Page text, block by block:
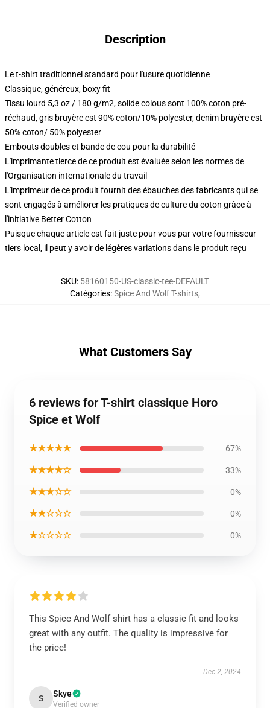
Description
Le t-shirt traditionnel standard pour l'usure quotidienne
Classique, généreux, boxy fit
Tissu lourd 5,3 oz / 180 g/m2, solide colous sont 100% coton pré-
réchaud, gris bruyère est 90% coton/10% polyester, denim bruyère est
50% coton/ 50% polyester
Embouts doubles et bande de cou pour la durabilité
L'imprimante tierce de ce produit est évaluée selon les normes de
l'Organisation internationale du travail
L'imprimeur de ce produit fournit des ébauches des fabricants qui se
sont engagés à améliorer les pratiques de culture du coton grâce à
l'initiative Better Cotton
Puisque chaque article est fait juste pour vous par votre fournisseur
tiers local, il peut y avoir de légères variations dans le produit reçu
SKU: 58160150-US-classic-tee-DEFAULT
Catégories:Spice And Wolf T-shirts,
What Customers Say
6 reviews for T-shirt classique Horo
Spice et Wolf
★★★★★ 67%
★★★★☆ 33%
★★★☆☆ 0%
★★☆☆☆ 0%
★☆☆☆☆ 0%
This Spice And Wolf shirt has a classic fit and looks
great with any outfit. The quality is impressive for
the price!
Dec 2, 2024
S Skye
Verified owner